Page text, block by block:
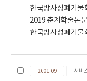
significant
cellular
In order to
(Editor note:
out at first
peroxidation
한국방사성폐기물
2019 춘계학술논
한국방사성폐기물
2001.09 서비